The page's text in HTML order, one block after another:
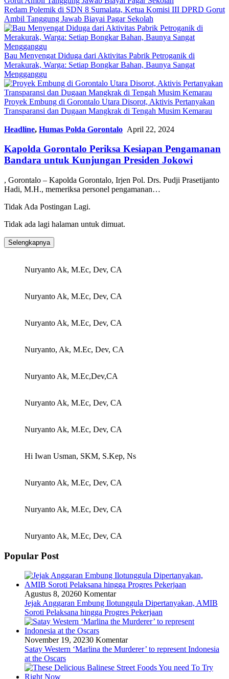
Redam Polemik di SDN 8 Sumalata, Ketua Komisi III DPRD Gorut
Ambil Tanggung Jawab Biayai Pagar Sekolah
Bau Menyengat Diduga dari Aktivitas Pabrik Petroganik di
Merakurak, Warga: Setiap Bongkar Bahan, Baunya Sangat
Mengganggu
Proyek Embung di Gorontalo Utara Disorot, Aktivis Pertanyakan
Transparansi dan Dugaan Mangkrak di Tengah Musim Kemarau
Headline, Humas Polda Gorontalo April 22, 2024
Kapolda Gorontalo Periksa Kesiapan Pengamanan
Bandara untuk Kunjungan Presiden Jokowi
, Gorontalo – Kapolda Gorontalo, Irjen Pol. Drs. Pudji Prasetijanto
Hadi, M.H., memeriksa personel pengamanan…
Tidak Ada Postingan Lagi.
Tidak ada lagi halaman untuk dimuat.
Selengkapnya
Nuryanto Ak, M.Ec, Dev, CA
Nuryanto Ak, M.Ec, Dev, CA
Nuryanto Ak, M.Ec, Dev, CA
Nuryanto, Ak, M.Ec, Dev, CA
Nuryanto Ak, M.Ec,Dev,CA
Nuryanto Ak, M.Ec, Dev, CA
Nuryanto Ak, M.Ec, Dev, CA
Hi Iwan Usman, SKM, S.Kep, Ns
Nuryanto Ak, M.Ec, Dev, CA
Nuryanto Ak, M.Ec, Dev, CA
Nuryanto Ak, M.Ec, Dev, CA
Popular Post
Agustus 8, 20260 Komentar
Jejak Anggaran Embung Ilotunggula Dipertanyakan, AMIB
Soroti Pelaksana hingga Progres Pekerjaan
November 19, 20230 Komentar
Satay Western ‘Marlina the Murderer’ to represent Indonesia
at the Oscars